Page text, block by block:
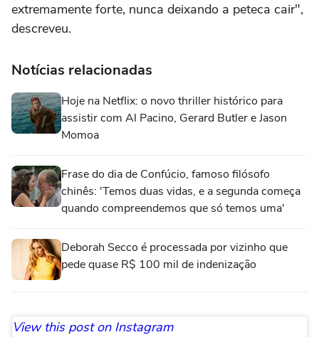
extremamente forte, nunca deixando a peteca cair",
descreveu.
Notícias relacionadas
Hoje na Netflix: o novo thriller histórico para
assistir com Al Pacino, Gerard Butler e Jason
Momoa
Frase do dia de Confúcio, famoso filósofo
chinês: 'Temos duas vidas, e a segunda começa
quando compreendemos que só temos uma'
Deborah Secco é processada por vizinho que
pede quase R$ 100 mil de indenização
View this post on Instagram